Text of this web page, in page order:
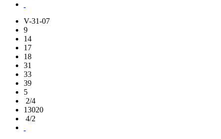
V-31-07
9
14
17
18
31
33
39
5
2/4
13020
4/2